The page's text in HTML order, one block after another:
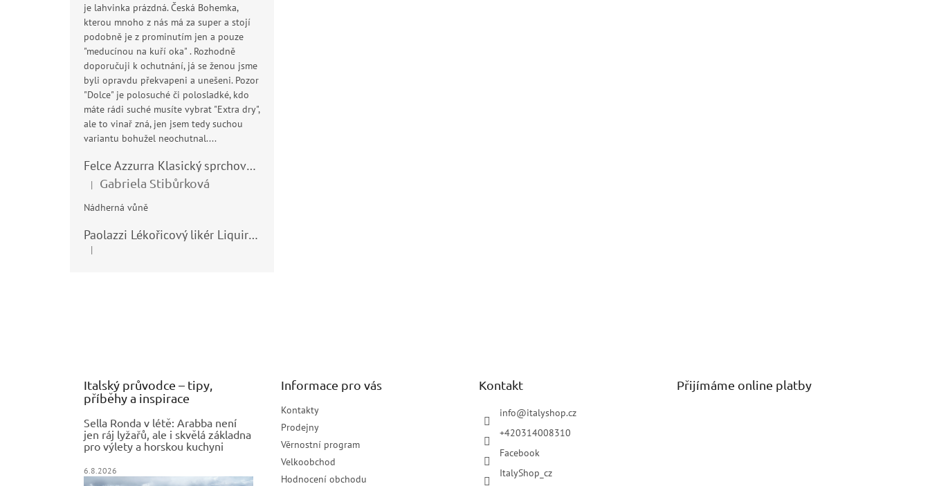
je lahvinka prázdná. Česká Bohemka,
kterou mnoho z nás má za super a stojí
podobně je z prominutím jen a pouze
"meducínou na kuří oka" . Rozhodně
doporučuji k ochutnání, já se ženou jsme
byli opravdu překvapeni a unešeni. Pozor
"Dolce" je polosuché či polosladké, kdo
máte rádi suché musíte vybrat "Extra dry",
ale to vinař zná, jen jsem tedy suchou
variantu bohužel neochutnal....
Felce Azzurra Klasický sprchový gel - doccia gel 400ml
Hodnocení produktu je 5 z 5 hvězdiček.
| Gabriela Stibůrková
Nádherná vůně
Paolazzi Lékořicový likér Liquirizia 24% 0,7L
Hodnocení produktu je 5 z 5 hvězdiček.
|
Italský průvodce – tipy,
příběhy a inspirace
Sella Ronda v létě: Arabba není
jen ráj lyžařů, ale i skvělá základna
pro výlety a horskou kuchyni
6.8.2026
Informace pro vás
Kontakty
Prodejny
Věrnostní program
Velkoobchod
Hodnocení obchodu
Kontakt
info@italyshop.cz
+420314008310
Facebook
ItalyShop_cz
Přijímáme online platby